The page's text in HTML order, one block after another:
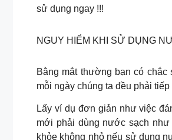
sử dụng ngay !!!
NGUY HIỂM KHI SỬ DỤNG
Bằng mắt thường bạn có
mỗi ngày chúng ta đều phải
Lấy ví dụ đơn giản như việc
mới phải dùng nước sạch
khỏe không nhỏ nếu sử dụng